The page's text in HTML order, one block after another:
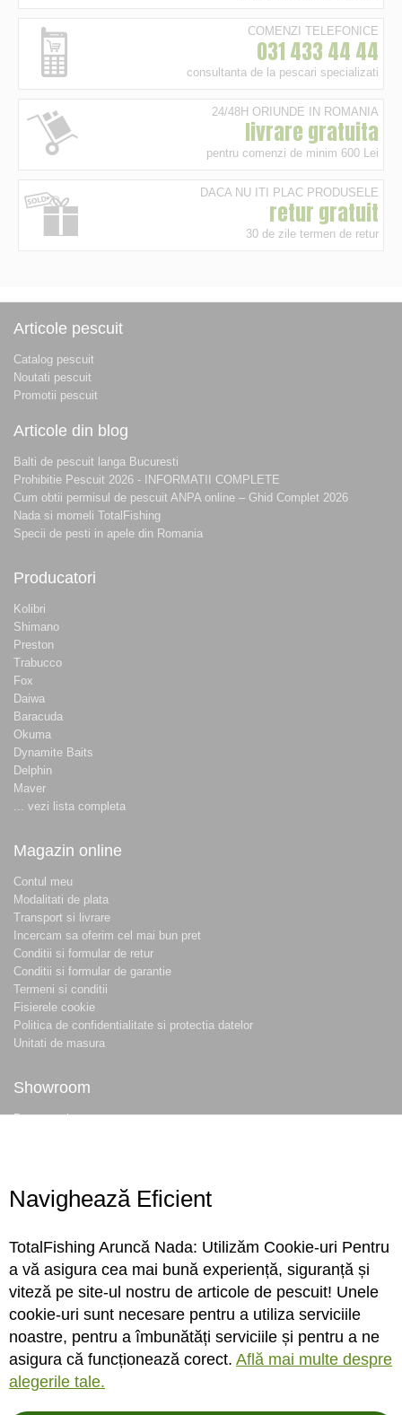
COMENZI TELEFONICE
031 433 44 44
consultanta de la pescari specializati
24/48H ORIUNDE IN ROMANIA
livrare gratuita
pentru comenzi de minim 600 Lei
DACA NU ITI PLAC PRODUSELE
retur gratuit
30 de zile termen de retur
Articole pescuit
Catalog pescuit
Noutati pescuit
Promotii pescuit
Articole din blog
Balti de pescuit langa Bucuresti
Prohibitie Pescuit 2026 - INFORMATII COMPLETE
Cum obtii permisul de pescuit ANPA online – Ghid Complet 2026
Nada si momeli TotalFishing
Specii de pesti in apele din Romania
Producatori
Kolibri
Shimano
Preston
Trabucco
Fox
Daiwa
Baracuda
Okuma
Dynamite Baits
Delphin
Maver
... vezi lista completa
Magazin online
Contul meu
Modalitati de plata
Transport si livrare
Incercam sa oferim cel mai bun pret
Conditii si formular de retur
Conditii si formular de garantie
Termeni si conditii
Fisierele cookie
Politica de confidentialitate si protectia datelor
Unitati de masura
Showroom
Despre noi
Conecteaza-te
Sa ne cunoastem mai bine. Vino alaturi de noi pe reteaua ta preferata. Te
asteptam cu stiri, surprize, concursuri, premii ...
Navighează Eficient
TotalFishing Aruncă Nada: Utilizăm Cookie-uri Pentru
a vă asigura cea mai bună experiență, siguranță și
viteză pe site-ul nostru de articole de pescuit! Unele
cookie-uri sunt necesare pentru a utiliza serviciile
noastre, pentru a îmbunătăți serviciile și pentru a ne
asigura că funcționează corect. Află mai multe despre
alegerile tale.